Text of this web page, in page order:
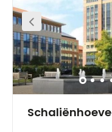
want to spend your
a short walk away